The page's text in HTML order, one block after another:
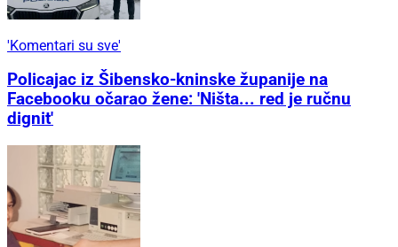
'Komentari su sve'
Policajac iz Šibensko-kninske županije na
Facebooku očarao žene: 'Ništa... red je ručnu
dignit'